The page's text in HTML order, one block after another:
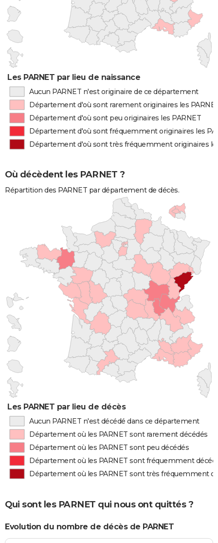
Les PARNET par lieu de naissance
Aucun PARNET n'est originaire de ce département
Département d'où sont rarement originaires les
Département d'où sont peu originaires les PARNET
Département d'où sont fréquemment originaires les
Département d'où sont très fréquemment originaires
Où décèdent les PARNET ?
Répartition des PARNET par département de décès.
Les PARNET par lieu de décès
Aucun PARNET n'est décédé dans ce département
Département où les PARNET sont rarement décédés
Département où les PARNET sont peu décédés
Département où les PARNET sont fréquemment
Département où les PARNET sont très fréquemment
Qui sont les PARNET qui nous ont quittés ?
Evolution du nombre de décès de PARNET